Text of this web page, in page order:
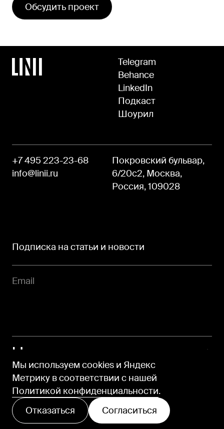
Telegram
Behance
LinkedIn
Подкаст
Шоурил
Покровский бульвар,
6/20с2, Москва,
Россия, 109028
+7 495 223-23-68
info@linii.ru
Подписка на статьи и новости
Политика конфиденциальности
Открыть cookie-баннер
Напишите нам
про свою задачу
Обсудить проект
Мы используем cookies и Яндекс
Метрику в соответствии с нашей
Политикой конфиденциальности.
Отказаться
Согласиться